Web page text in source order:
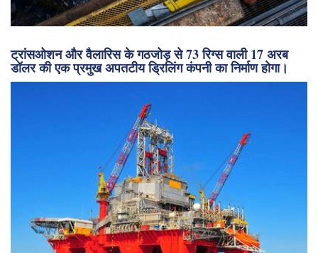
ट्रांसओशन और वैलारिस के गठजोड़ से 73 रिग्स वाली 17 अरब
डॉलर की एक प्रमुख अपतटीय ड्रिलिंग कंपनी का निर्माण होगा।